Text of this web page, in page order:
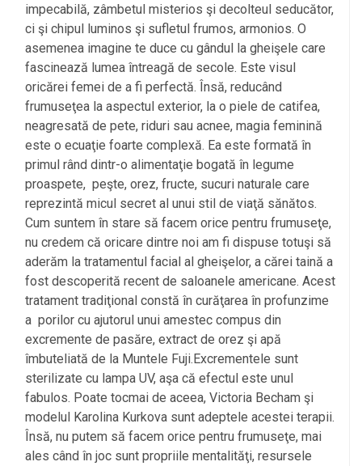
impecabilă, zâmbetul misterios şi decolteul seducător,
ci şi chipul luminos şi sufletul frumos, armonios. O
asemenea imagine te duce cu gândul la gheişele care
fascinează lumea întreagă de secole. Este visul
oricărei femei de a fi perfectă. Însă, reducând
frumuseţea la aspectul exterior, la o piele de catifea,
neagresată de pete, riduri sau acnee, magia feminină
este o ecuaţie foarte complexă. Ea este formată în
primul rând dintr-o alimentaţie bogată în legume
proaspete, peşte, orez, fructe, sucuri naturale care
reprezintă micul secret al unui stil de viaţă sănătos.
Cum suntem în stare să facem orice pentru frumuseţe,
nu credem că oricare dintre noi am fi dispuse totuşi să
aderăm la tratamentul facial al gheişelor, a cărei taină a
fost descoperită recent de saloanele americane. Acest
tratament tradiţional constă în curăţarea în profunzime
a porilor cu ajutorul unui amestec compus din
excremente de pasăre, extract de orez şi apă
îmbuteliată de la Muntele Fuji.Excrementele sunt
sterilizate cu lampa UV, aşa că efectul este unul
fabulos. Poate tocmai de aceea, Victoria Becham şi
modelul Karolina Kurkova sunt adeptele acestei terapii.
Însă, nu putem să facem orice pentru frumuseţe, mai
ales când în joc sunt propriile mentalităţi, resursele